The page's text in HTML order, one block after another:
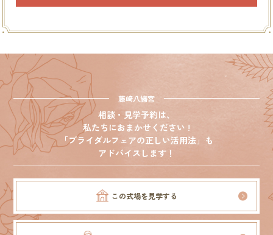
藤崎八旛宮
相談・見学予約は、
私たちにおまかせください !
「ブライダルフェアの正しい活用法」も
アドバイスします！
この式場を見学する